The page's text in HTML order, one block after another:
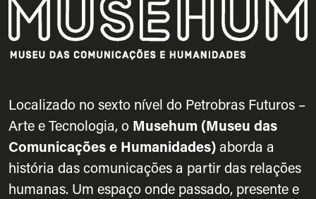
Localizado no sexto nível do Petrobras Futuros –
Arte e Tecnologia, o Musehum (Museu das
Comunicações e Humanidades)aborda a
história das comunicações a partir das relações
humanas. Um espaço onde passado, presente e